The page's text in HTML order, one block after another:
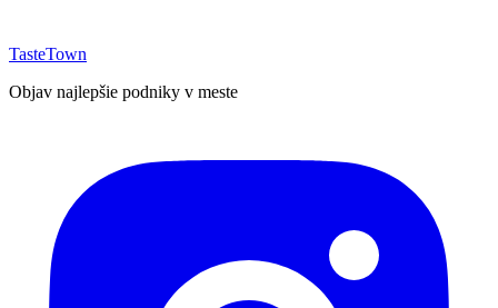
TasteTown
Objav najlepšie podniky v meste